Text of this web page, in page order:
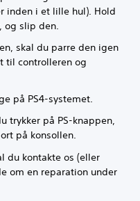
inden i et lille hul). Hold
og slip den.
skal du parre den igen
til controlleren og
på PS4-systemet.
trykker på PS-knappen,
på konsollen.
du kontakte os (eller
om en reparation under